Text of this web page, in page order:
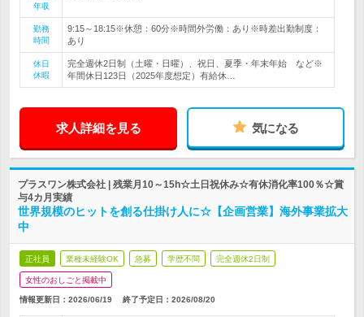
年収
勤務
時間
9:15～18:15※休憩：60分※時間外労働：あり※時差出勤制度：
あり
休日
休暇
完全週休2日制（土曜・日曜）、祝日、夏季・年末年始 など※
年間休日123日（2025年度想定）有給休…
求人詳細を見る 気になる
プラスワン株式会社 | 残業月10～15h☆土日祝休み☆有休消化率100％☆賞
与4カ月実績
世界規模のヒットを創る仕掛け人に☆【企画営業】海外事業拡大
中
正社員 業種未経験OK 急募 学歴不問 完全週休2日制
女性のおしごと掲載中
情報更新日：2026/06/19 終了予定日： 2026/08/20